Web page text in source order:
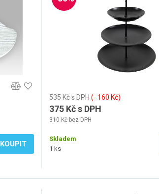
KOUPIT
535 Kč s DPH(‐ 160 Kč)
375 Kč s DPH
310 Kč bez DPH
Skladem
1 ks